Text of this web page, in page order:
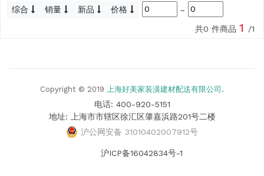
综合 销量 新品 价格
~
共0 件商品 1 /1
Copyright © 2019 上海好美家装潢建材配送有限公司 .
电话: 400-920-5151
地址: 上海市市辖区徐汇区肇嘉浜路201号二楼
沪公网安备 31010402007912号
沪ICP备16042834号-1